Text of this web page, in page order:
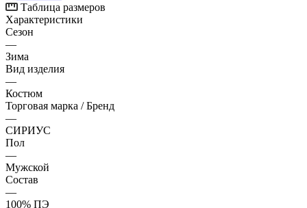
Таблица размеров
Характеристики
Сезон
—
Зима
Вид изделия
—
Костюм
Торговая марка / Бренд
—
СИРИУС
Пол
—
Мужской
Состав
—
100% ПЭ